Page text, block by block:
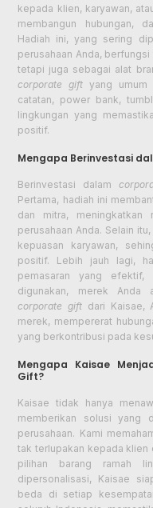
kepada klien, karyawan,
membangun hubungan,
Hadiah ini, yang sering
perusahaan Anda,
tetapi juga sebagai alat
corporate gift yang
catatan, power bank,
lingkungan yang
positif.
Mengapa Berinvestasi
Berinvestasi dalam
Pertama, hadiah ini
dan mitra, meningkatkan
perusahaan Anda. Selain itu,
kepuasan karyawan,
positif. Lebih jauh lagi,
pemasaran yang
digunakan, merek Anda
corporate gift dari Kaisae,
merek, mempererat
yang berkontribusi pada
Mengapa Kaisae
Gift?
Kaisae tidak hanya
memberikan solusi yang
perusahaan. Kami
tak terlupakan kepada klien
pilihan barang ramah
dipersonalisasi, Kaisae
beda di setiap